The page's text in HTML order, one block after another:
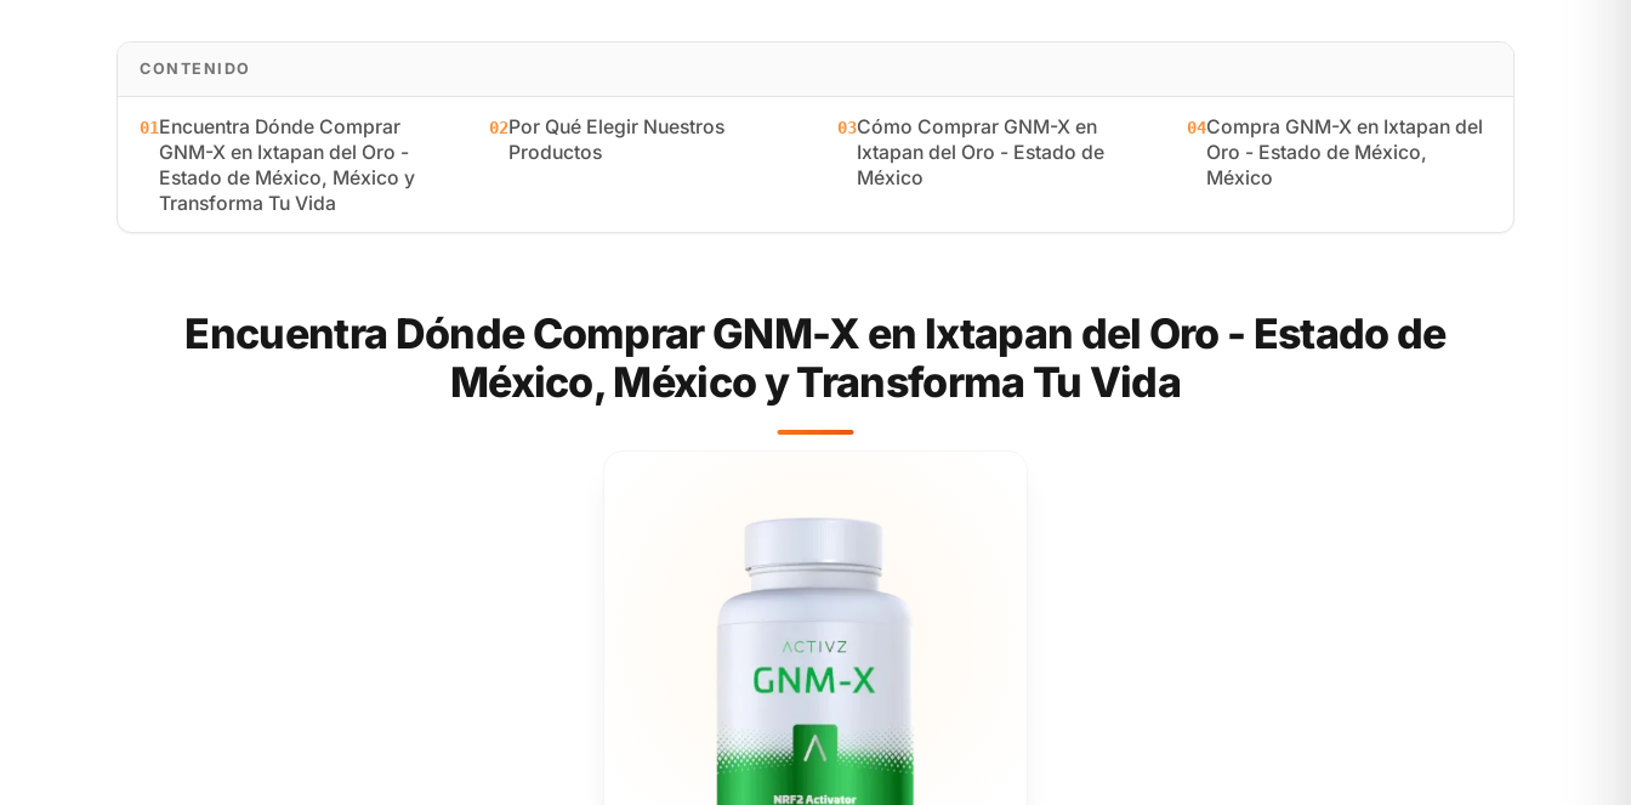
CONTENIDO
01Encuentra Dónde Comprar
GNM-X en Ixtapan del Oro -
Estado de México, México y
Transforma Tu Vida
02Por Qué Elegir Nuestros
Productos
03Cómo Comprar GNM-X en
Ixtapan del Oro - Estado de
México
04Compra GNM-X en Ixtapan del
Oro - Estado de México,
México
Encuentra Dónde Comprar GNM-X en Ixtapan del Oro - Estado de
México, México y Transforma Tu Vida